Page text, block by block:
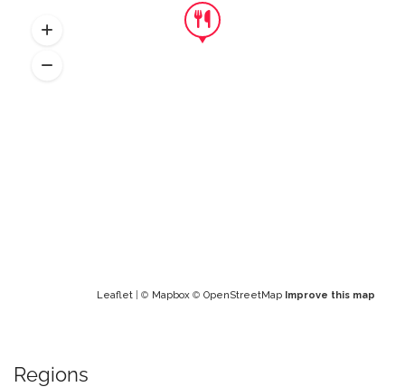
Leaflet | © Mapbox © OpenStreetMap Improve this map
Regions